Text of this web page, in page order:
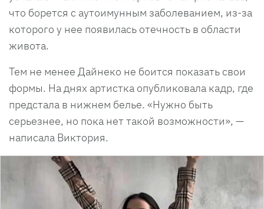
что борется с аутоимунным заболеванием, из-за
которого у нее появилась отечность в области
живота.
Тем не менее Дайнеко не боится показать свои
формы. На днях артистка опубликовала кадр, где
предстала в нижнем белье. «Нужно быть
серьезнее, но пока нет такой возможности», —
написала Виктория.